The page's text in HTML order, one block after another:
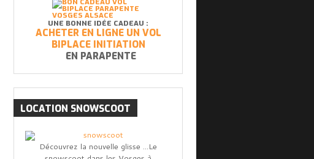
UNE BONNE IDÉE CADEAU :
ACHETER EN LIGNE UN VOL
BIPLACE INITIATION
EN PARAPENTE
LOCATION SNOWSCOOT
Découvrez la nouvelle glisse ...Le